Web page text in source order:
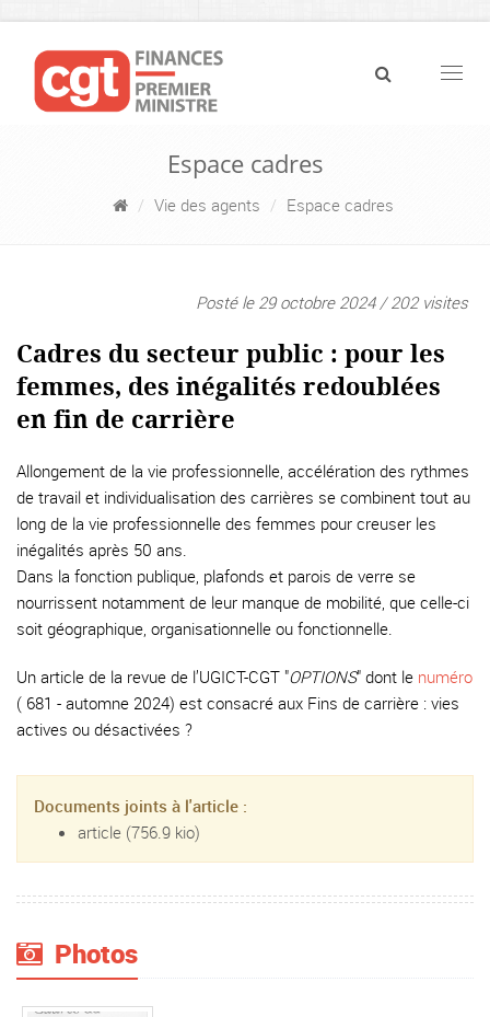
Espace cadres
Vie des agents Espace cadres
Posté le 29 octobre 2024 / 202 visites
Cadres du secteur public : pour les
femmes, des inégalités redoublées
en fin de carrière
Allongement de la vie professionnelle, accélération des rythmes
de travail et individualisation des carrières se combinent tout au
long de la vie professionnelle des femmes pour creuser les
inégalités après 50 ans.
Dans la fonction publique, plafonds et parois de verre se
nourrissent notamment de leur manque de mobilité, que celle-ci
soit géographique, organisationnelle ou fonctionnelle.
Un article de la revue de l’UGICT-CGT "OPTIONS" dont le numéro
( 681 - automne 2024) est consacré aux Fins de carrière : vies
actives ou désactivées ?
Documents joints à l'article :
article (756.9 kio)
Photos